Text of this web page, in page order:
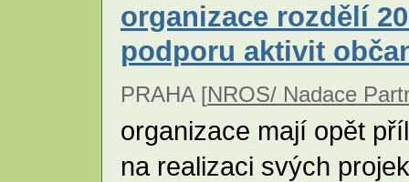
organizace rozdělí
podporu aktivit
PRAHA [NROS/ Nadace
organizace mají opět
na realizaci svých